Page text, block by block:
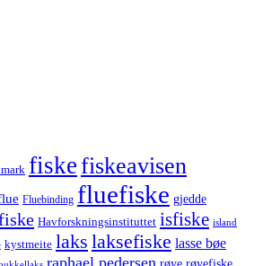
fiskefiskeavisen
Fluebinding fluefiske gjedde
Havforskningsinstituttet isfiske island
kystmeite laks laksefiske lasse bøe
raphael pedersen røye røyefiske